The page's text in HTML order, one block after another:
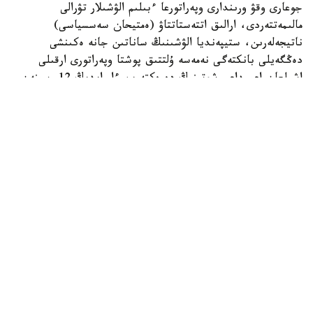
جوعارى وقۋ ورىندارى وپەراتورعا ءبىلىم الۋشىلار تۋرالى
مالىمەتتەردى، ارالىق اتتەستاتتاۋ (ەمتيحان سەسسياسى)
ناتيجەلەرىن، ستيپەنديا الۋشىنىڭ ساناتىن جانە ەكىنشى
دەڭگەيلى بانكتەگى نەمەسە ۇلتتىق پوشتا وپەراتورى ارقىلى
اشىلعان اعىمداعى شوتىنىڭ دەرەكتەرىن ءار ايدىڭ 12-سىنەن